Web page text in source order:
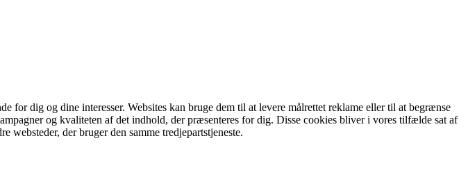
for dig og dine interesser. Websites kan bruge dem til at levere målrettet reklame eller til at begrænse
og kvaliteten af det indhold, der præsenteres for dig. Disse cookies bliver i vores tilfælde sat af
websteder, der bruger den samme tredjepartstjeneste.